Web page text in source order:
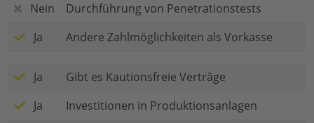
Nein
Durchführung von Penetrationstests
Ja
Andere Zahlmöglichkeiten als Vorkasse
Ja
Gibt es Kautionsfreie Verträge
Ja
Investitionen in Produktionsanlagen